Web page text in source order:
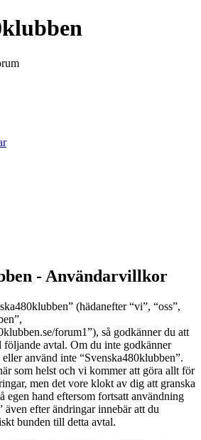
- Användarvillkor
(hädanefter “vi”, “oss”,
forum1”), så godkänner du att
avtal. Om du inte godkänner
använd inte “Svenska480klubben”.
som helst och vi kommer att göra allt för
men det vore klokt av dig att granska
egen hand eftersom fortsatt användning
även efter ändringar innebär att du
bunden till detta avtal.